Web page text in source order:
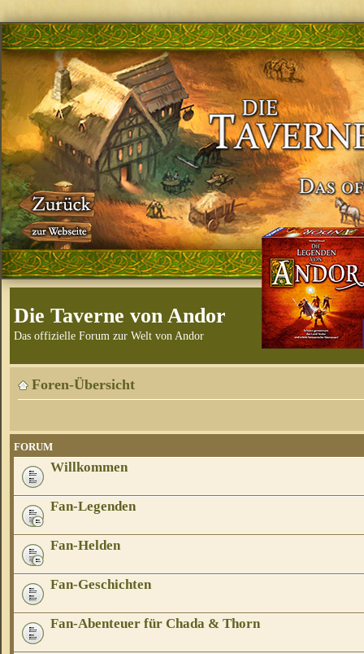
Die Taverne von Andor
Das offizielle Forum zur Welt von Andor
Foren-Übersicht
FORUM
Willkommen
Fan-Legenden
Fan-Helden
Fan-Geschichten
Fan-Abenteuer für Chada & Thorn